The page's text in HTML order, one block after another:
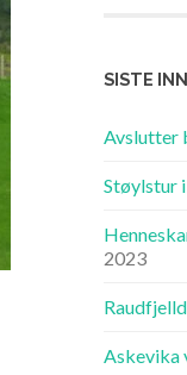
SISTE
Avslutter
Støylstur
2023
Askevika